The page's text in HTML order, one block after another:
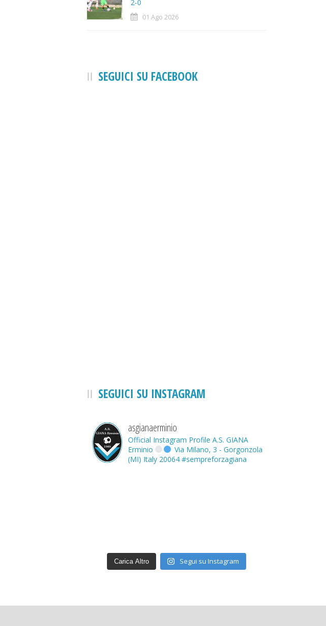
2-0
01 Ago 2026
SEGUICI SU FACEBOOK
SEGUICI SU INSTAGRAM
asgianaerminio
Official Instagram Profile A.S. GIANA
Erminio
Via Milano, 3 - Gorgonzola
(MI) Italy 20064 #sempreforzagiana
Carica Altro Segui su Instagram